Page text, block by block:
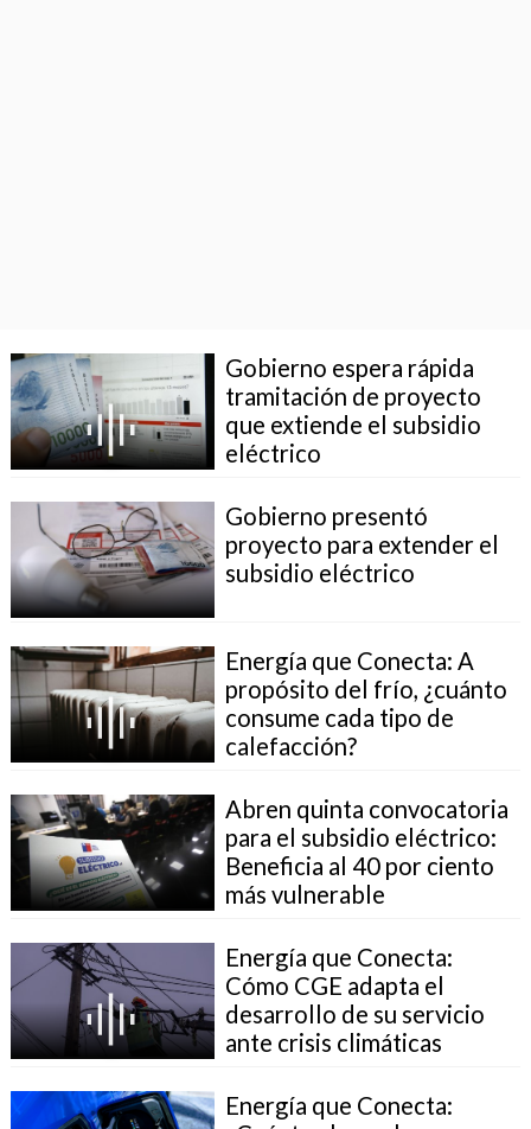
Gobierno espera rápida
tramitación de proyecto
que extiende el subsidio
eléctrico
Gobierno presentó
proyecto para extender el
subsidio eléctrico
Energía que Conecta: A
propósito del frío, ¿cuánto
consume cada tipo de
calefacción?
Abren quinta convocatoria
para el subsidio eléctrico:
Beneficia al 40 por ciento
más vulnerable
Energía que Conecta:
Cómo CGE adapta el
desarrollo de su servicio
ante crisis climáticas
Energía que Conecta: